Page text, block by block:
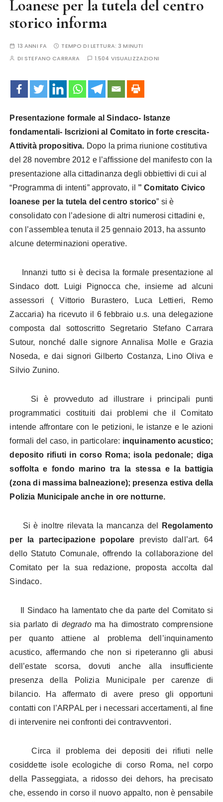
Loanese per la tutela del centro
storico informa
13 ANNI FA TEMPO DI LETTURA: 3 MINUTI
DI STEFANO CARRARA 1.504 VISUALIZZAZIONI
Presentazione formale al Sindaco- Istanze
fondamentali- Iscrizioni al Comitato in forte crescita-
Attività propositiva. Dopo la prima riunione costitutiva
del 28 novembre 2012 e l’affissione del manifesto con la
presentazione alla cittadinanza degli obbiettivi di cui al
“Programma di intenti” approvato, il ” Comitato Civico
loanese per la tutela del centro storico” si è
consolidato con l’adesione di altri numerosi cittadini e,
con l’assemblea tenuta il 25 gennaio 2013, ha assunto
alcune determinazioni operative.
Innanzi tutto si è decisa la formale presentazione al
Sindaco dott. Luigi Pignocca che, insieme ad alcuni
assessori ( Vittorio Burastero, Luca Lettieri, Remo
Zaccaria) ha ricevuto il 6 febbraio u.s. una delegazione
composta dal sottoscritto Segretario Stefano Carrara
Sutour, nonché dalle signore Annalisa Molle e Grazia
Noseda, e dai signori Gilberto Costanza, Lino Oliva e
Silvio Zunino.
Si è provveduto ad illustrare i principali punti
programmatici costituiti dai problemi che il Comitato
intende affrontare con le petizioni, le istanze e le azioni
formali del caso, in particolare: inquinamento acustico;
deposito rifiuti in corso Roma; isola pedonale; diga
soffolta e fondo marino tra la stessa e la battigia
(zona di massima balneazione); presenza estiva della
Polizia Municipale anche in ore notturne.
Si è inoltre rilevata la mancanza del
Regolamento
per la partecipazione popolare previsto dall’art. 64
dello Statuto Comunale, offrendo la collaborazione del
Comitato per la sua redazione, proposta accolta dal
Sindaco.
Il Sindaco ha lamentato che da parte del Comitato si
sia parlato di degradoma ha dimostrato comprensione
per quanto attiene al problema dell’inquinamento
acustico, affermando che non si ripeteranno gli abusi
dell’estate scorsa, dovuti anche alla insufficiente
presenza della Polizia Municipale per carenze di
bilancio. Ha affermato di avere preso gli opportuni
contatti con l’ARPAL per i necessari accertamenti, al fine
di intervenire nei confronti dei contravventori.
Circa il problema dei depositi dei rifiuti nelle
cosiddette isole ecologiche di corso Roma, nel corpo
della Passeggiata, a ridosso dei dehors, ha precisato
che, essendo in corso il nuovo appalto, non è pensabile